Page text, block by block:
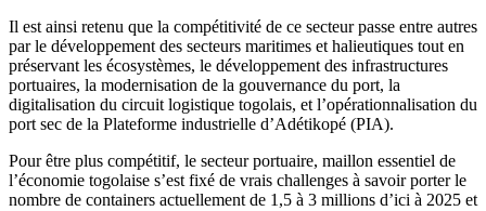
Il est ainsi retenu que la compétitivité de ce secteur passe entre autres
par le développement des secteurs maritimes et halieutiques tout en
préservant les écosystèmes, le développement des infrastructures
portuaires, la modernisation de la gouvernance du port, la
digitalisation du circuit logistique togolais, et l’opérationnalisation du
port sec de la Plateforme industrielle d’Adétikopé (PIA).
Pour être plus compétitif, le secteur portuaire, maillon essentiel de
l’économie togolaise s’est fixé de vrais challenges à savoir porter le
nombre de containers actuellement de 1,5 à 3 millions d’ici à 2025 et